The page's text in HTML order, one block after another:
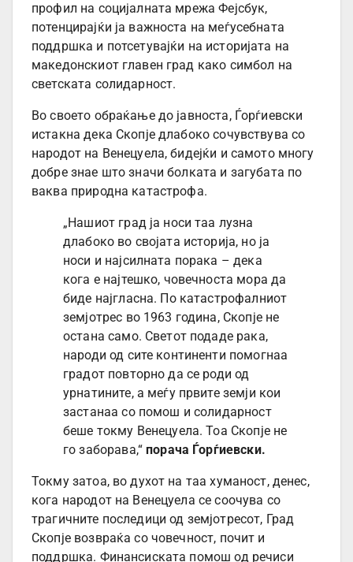
профил на социјалната мрежа Фејсбук,
потенцирајќи ја важноста на меѓусебната
поддршка и потсетувајќи на историјата на
македонскиот главен град како симбол на
светската солидарност.
Во своето обраќање до јавноста, Ѓорѓиевски
истакна дека Скопје длабоко сочувствува со
народот на Венецуела, бидејќи и самото многу
добре знае што значи болката и загубата по
ваква природна катастрофа.
„Нашиот град ја носи таа лузна
длабоко во својата историја, но ја
носи и најсилната порака – дека
кога е најтешко, човечноста мора да
биде најгласна. По катастрофалниот
земјотрес во 1963 година, Скопје не
остана само. Светот подаде рака,
народи од сите континенти помогнаа
градот повторно да се роди од
урнатините, а меѓу првите земји кои
застанаа со помош и солидарност
беше токму Венецуела. Тоа Скопје не
го заборава,“порача Ѓорѓиевски.
Токму затоа, во духот на таа хуманост, денес,
кога народот на Венецуела се соочува со
трагичните последици од земјотресот, Град
Скопје возвраќа со човечност, почит и
поддршка. Финансиската помош од речиси